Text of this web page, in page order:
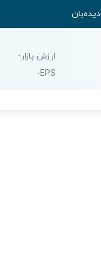
دیده‌بان
ارزش بازار-
EPS
-